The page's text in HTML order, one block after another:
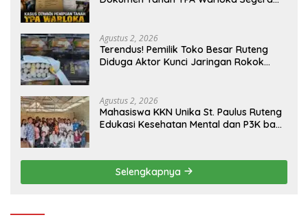
Memasuki Fase Krusial
Agustus 2, 2026
Terendus! Pemilik Toko Besar Ruteng
Diduga Aktor Kunci Jaringan Rokok
Agustus 2, 2026
Mahasiswa KKN Unika St. Paulus Ruteng
Edukasi Kesehatan Mental dan P3K bagi
Selengkapnya